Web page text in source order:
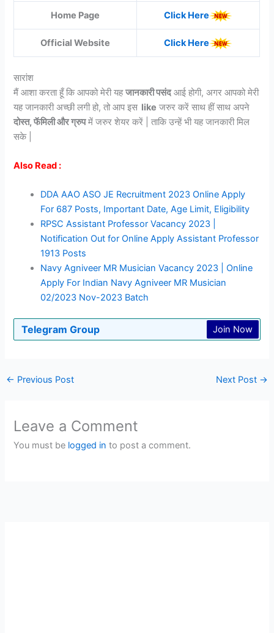
Home Page Click Here
Official Website Click Here
सारांश
मैं आशा करता हूँ कि आपको मेरी यहजानकारी पसंदआई होगी, अगर आपको मेरी
यह जानकारी अच्छी लगी हो, तो आप इस like जरुर करें साथ हीं साथ अपने
दोस्त, फॅमिली और ग्रुपमें जरुर शेयर करें | ताकि उन्हें भी यह जानकारी मिल
सके |
Also Read :
DDA AAO ASO JE Recruitment 2023 Online Apply
For 687 Posts, Important Date, Age Limit, Eligibility
RPSC Assistant Professor Vacancy 2023 |
Notification Out for Online Apply Assistant Professor
1913 Posts
Navy Agniveer MR Musician Vacancy 2023 | Online
Apply For Indian Navy Agniveer MR Musician
02/2023 Nov-2023 Batch
Telegram Group Join Now
← Previous Post Next Post →
Leave a Comment
You must be logged in to post a comment.